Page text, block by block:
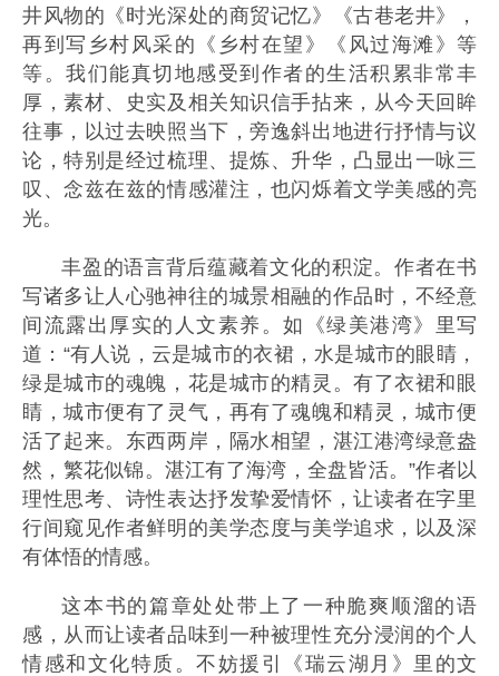
井风物的《时光深处的商贸记忆》《古巷老井》，
再到写乡村风采的《乡村在望》《风过海滩》等
等。我们能真切地感受到作者的生活积累非常丰
厚，素材、史实及相关知识信手拈来，从今天回眸
往事，以过去映照当下，旁逸斜出地进行抒情与议
论，特别是经过梳理、提炼、升华，凸显出一咏三
叹、念兹在兹的情感灌注，也闪烁着文学美感的亮
光。
丰盈的语言背后蕴藏着文化的积淀。作者在书
写诸多让人心驰神往的城景相融的作品时，不经意
间流露出厚实的人文素养。如《绿美港湾》里写
道：“有人说，云是城市的衣裙，水是城市的眼睛，
绿是城市的魂魄，花是城市的精灵。有了衣裙和眼
睛，城市便有了灵气，再有了魂魄和精灵，城市便
活了起来。东西两岸，隔水相望，湛江港湾绿意盎
然，繁花似锦。湛江有了海湾，全盘皆活。”作者以
理性思考、诗性表达抒发挚爱情怀，让读者在字里
行间窥见作者鲜明的美学态度与美学追求，以及深
有体悟的情感。
这本书的篇章处处带上了一种脆爽顺溜的语
感，从而让读者品味到一种被理性充分浸润的个人
情感和文化特质。不妨援引《瑞云湖月》里的文